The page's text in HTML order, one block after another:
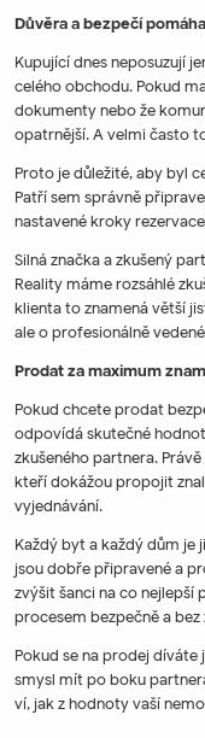
Důvěra a bezpečí
Kupující dnes neposuzují
celého obchodu. Pokud
dokumenty nebo že
opatrnější. A velmi často
Proto je důležité, aby byl
Patří sem správně
nastavené kroky
Silná značka a zkušený
Reality máme rozsáhlé
klienta to znamená větší
ale o profesionálně
Prodat za maximum
Pokud chcete prodat
odpovídá skutečné
zkušeného partnera.
kteří dokážou propojit
vyjednávání.
Každý byt a každý dům je
jsou dobře připravené a
zvýšit šanci na co nejlepší
procesem bezpečně a
Pokud se na prodej
smysl mít po boku
ví, jak z hodnoty vaší